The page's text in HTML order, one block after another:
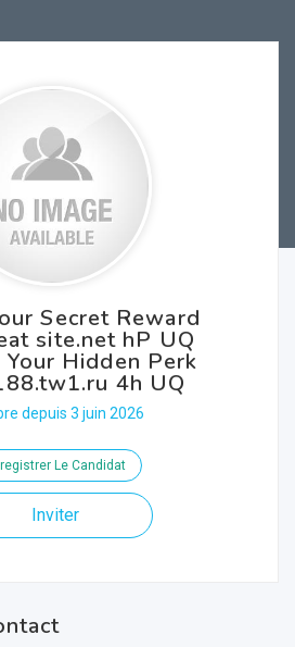
Secret Reward
site.net hP UQ
Hidden Perk
4h UQ
depuis 3 juin 2026
Le Candidat
Inviter